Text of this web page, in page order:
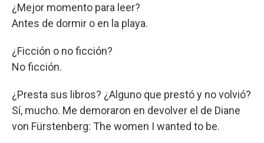
¿Mejor momento para leer?
Antes de dormir o en la playa.
¿Ficción o no ficción?
No ficción.
¿Presta sus libros? ¿Alguno que prestó y no volvió?
Sí, mucho. Me demoraron en devolver el de Diane
von Fürstenberg: The women I wanted to be.